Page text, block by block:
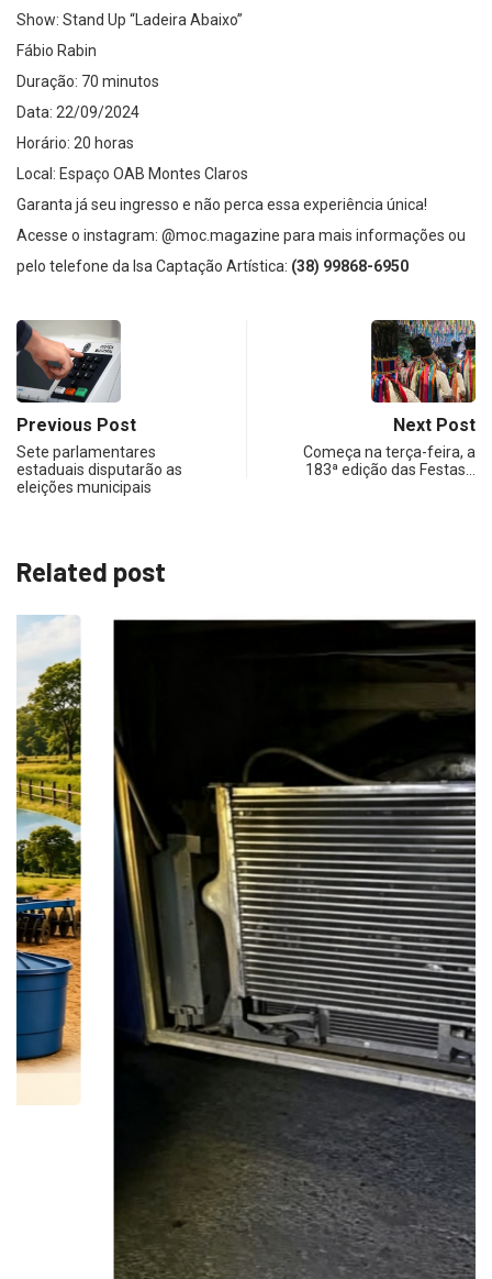
Show: Stand Up “Ladeira Abaixo”
Fábio Rabin
Duração: 70 minutos
Data: 22/09/2024
Horário: 20 horas
Local: Espaço OAB Montes Claros
Garanta já seu ingresso e não perca essa experiência única!
Acesse o instagram: @moc.magazine para mais informações ou
pelo telefone da Isa Captação Artística: (38) 99868-6950
Previous Post
Sete parlamentares
estaduais disputarão as
eleições municipais
Next Post
Começa na terça-feira, a
183ª edição das Festas…
Related post